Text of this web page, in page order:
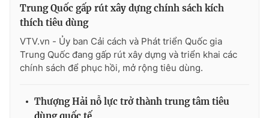
Trung Quốc gấp rút xây dựng chính sách kích
thích tiêu dùng
VTV.vn - Ủy ban Cải cách và Phát triển Quốc gia
Trung Quốc đang gấp rút xây dựng và triển khai các
chính sách để phục hồi, mở rộng tiêu dùng.
Thượng Hải nỗ lực trở thành trung tâm tiêu